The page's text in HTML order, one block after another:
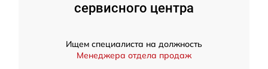
сервисного центра
Ищем специалиста на должность
Менеджера отдела продаж